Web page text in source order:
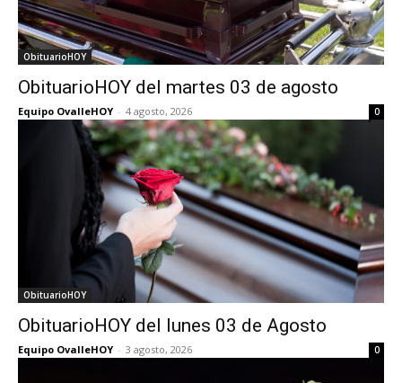
ObituarioHOY
ObituarioHOY del martes 03 de agosto
Equipo OvalleHOY - 4 agosto, 2026 0
ObituarioHOY
ObituarioHOY del lunes 03 de Agosto
Equipo OvalleHOY - 3 agosto, 2026 0